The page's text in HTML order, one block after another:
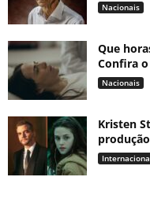
Nacionais
Que
Confira
Nacionais
Kristen